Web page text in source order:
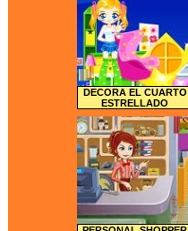
DECORA EL CUARTO
ESTRELLADO